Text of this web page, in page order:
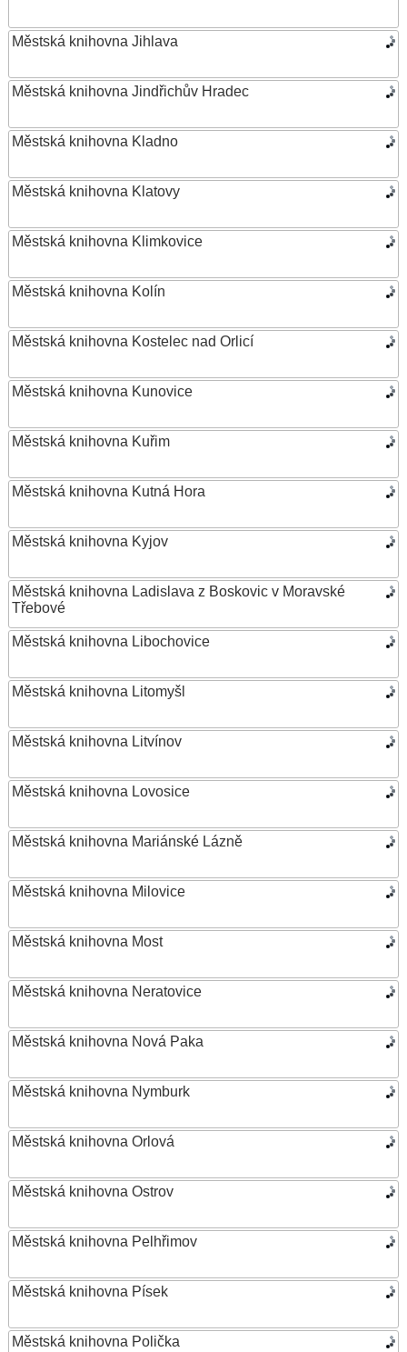
Městská knihovna Jihlava
Městská knihovna Jindřichův Hradec
Městská knihovna Kladno
Městská knihovna Klatovy
Městská knihovna Klimkovice
Městská knihovna Kolín
Městská knihovna Kostelec nad Orlicí
Městská knihovna Kunovice
Městská knihovna Kuřim
Městská knihovna Kutná Hora
Městská knihovna Kyjov
Městská knihovna Ladislava z Boskovic v Moravské
Třebové
Městská knihovna Libochovice
Městská knihovna Litomyšl
Městská knihovna Litvínov
Městská knihovna Lovosice
Městská knihovna Mariánské Lázně
Městská knihovna Milovice
Městská knihovna Most
Městská knihovna Neratovice
Městská knihovna Nová Paka
Městská knihovna Nymburk
Městská knihovna Orlová
Městská knihovna Ostrov
Městská knihovna Pelhřimov
Městská knihovna Písek
Městská knihovna Polička